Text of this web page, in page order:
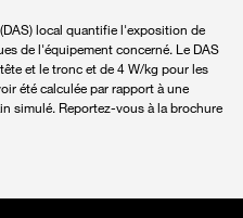
local quantifie l'exposition de
de l'équipement concerné. Le DAS
et le tronc et de 4 W/kg pour les
été calculée par rapport à une
simulé. Reportez-vous à la brochure